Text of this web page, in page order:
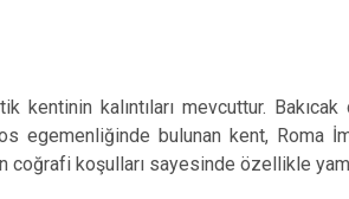
kentinin kalıntıları mevcuttur.
egemenliğinde bulunan kent, Roma
koşulları sayesinde özellikle